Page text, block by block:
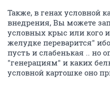
Также, в генах условной
внедрения, Вы можете
условных крыс или кого
желудке переварится"
пусть и слабенькая .. но
"генерациям" и каких
условной картошке оно